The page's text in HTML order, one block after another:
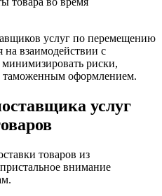
услуг по перемещению
взаимодействии с
риски,
таможенным оформлением.
услуг
товаров из
внимание